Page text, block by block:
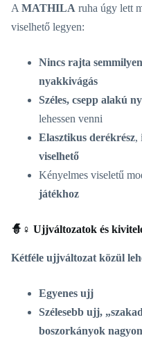
A MATHILA ruha úgy lett
viselhető legyen:
Nincs rajta
nyakkivágás
Széles, csepp alakú
lehessen venni
Elasztikus derékrész,
viselhető
Kényelmes viseletű
játékhoz
🧙♀️ Ujjváltozatok és
Kétféle ujjváltozat közül
Egyenes ujj
Szélesebb ujj,
boszorkányok